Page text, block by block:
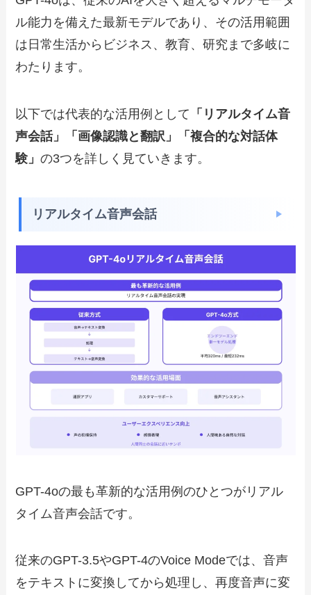
ル能力を備えた最新モデルであり、その活用範囲
は日常生活からビジネス、教育、研究まで多岐に
わたります。
以下では代表的な活用例として 「リアルタイム音
声会話」「画像認識と翻訳」「複合的な対話体
験」の3つを詳しく見ていきます。
リアルタイム音声会話
GPT-4oの最も革新的な活用例のひとつがリアル
タイム音声会話です。
従来のGPT-3.5やGPT-4のVoice Modeでは、音声
をテキストに変換してから処理し、再度音声に変